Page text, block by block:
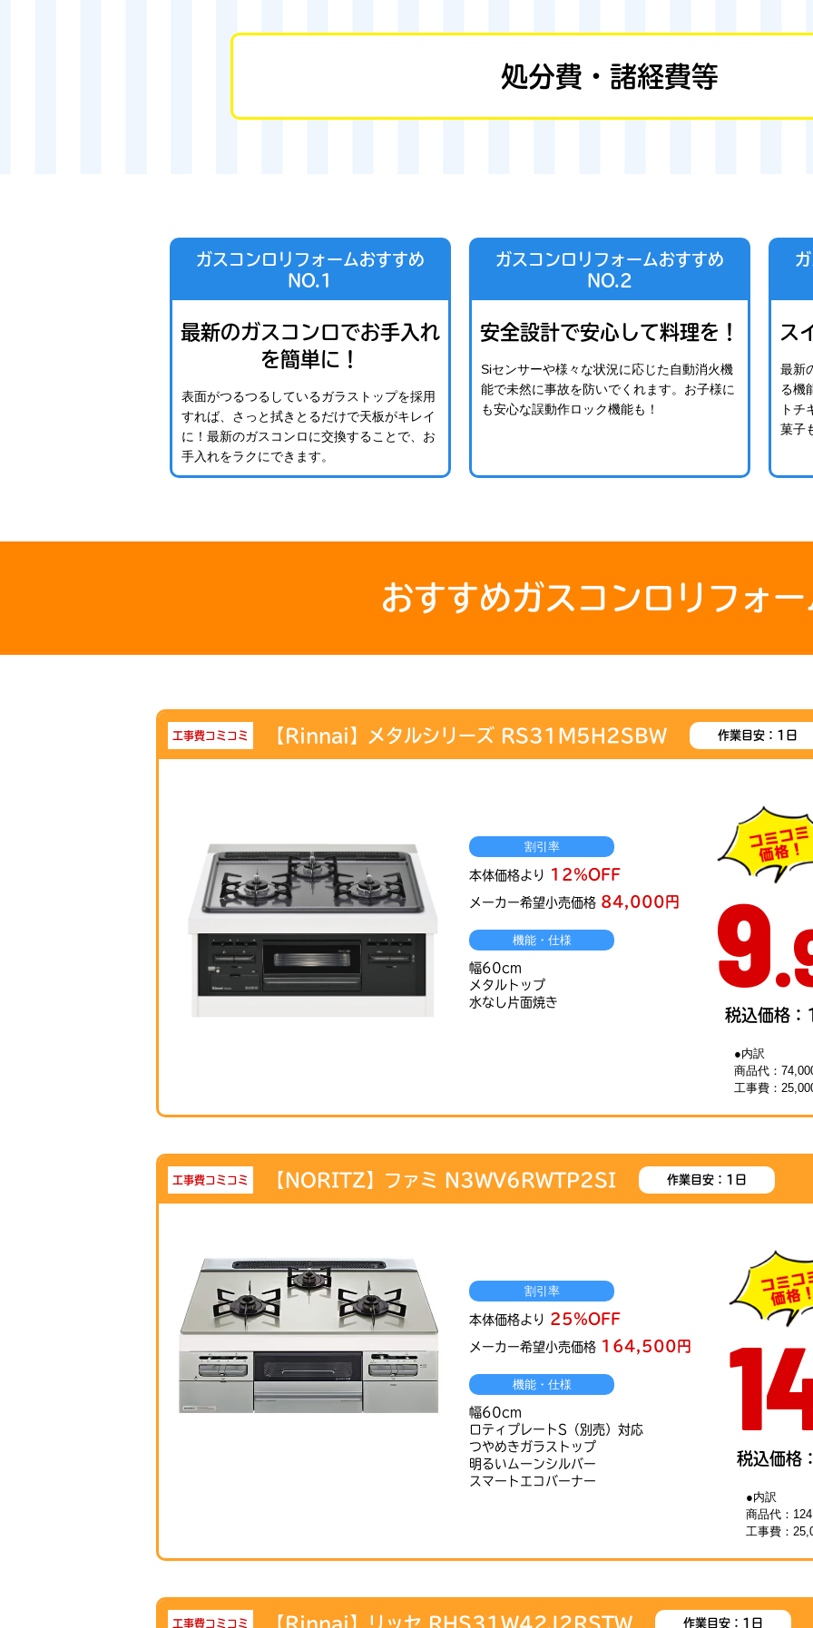
処分費・諸経費等
ガスコンロリフォームおすすめ
NO.1
最新のガスコンロでお手入れ
を簡単に！
表面がつるつるしているガラストップを採用
すれば、さっと拭きとるだけで天板がキレイ
に！最新のガスコンロに交換することで、お
手入れをラクにできます。
ガスコンロリフォームおすすめ
NO.2
安全設計で安心して料理を！
Siセンサーや様々な状況に応じた自動消火機
能で未然に事故を防いでくれます。お子様に
も安心な誤動作ロック機能も！
ス
最新
る機
トチ
菓子
おすすめガスコンロリフォー
工事費コミコミ 【Rinnai】メタルシリーズ RS31M5H2SBW 作業目安：1日
割引率
本体価格より 12％OFF
メーカー希望小売価格 84,000円
機能・仕様
幅60cm
メタルトップ
水なし片面焼き
9
税込価格
●内訳
商品代：
工事費：
工事費コミコミ 【NORITZ】ファミ N3WV6RWTP2SI 作業目安：1日
割引率
本体価格より 25％OFF
メーカー希望小売価格 164,500円
機能・仕様
幅60cm
ロティプレートS（別売）対応
つやめきガラストップ
明るいムーンシルバー
スマートエコバーナー
税込価
●内訳
商品代：
工事費：
工事費コミコミ 【Rinnai】リッセ RHS31W42J2RSTW 作業目安：1日